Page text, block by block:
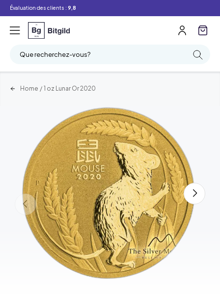
Évaluation des clients : 9,8
Que recherchez-vous?
Home / 1 oz Lunar Or 2020